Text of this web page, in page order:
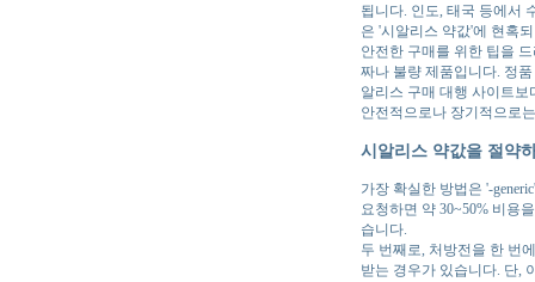
됩니다. 인도, 태국 등에서
은 '시알리스 약값'에 현혹
안전한 구매를 위한 팁을
짜나 불량 제품입니다. 정
알리스 구매 대행 사이트
안전적으로나 장기적으로
시알리스 약값을 절약
가장 확실한 방법은 '-
요청하면 약 30~50% 비용
습니다.
두 번째로, 처방전을 한 번
받는 경우가 있습니다. 단,